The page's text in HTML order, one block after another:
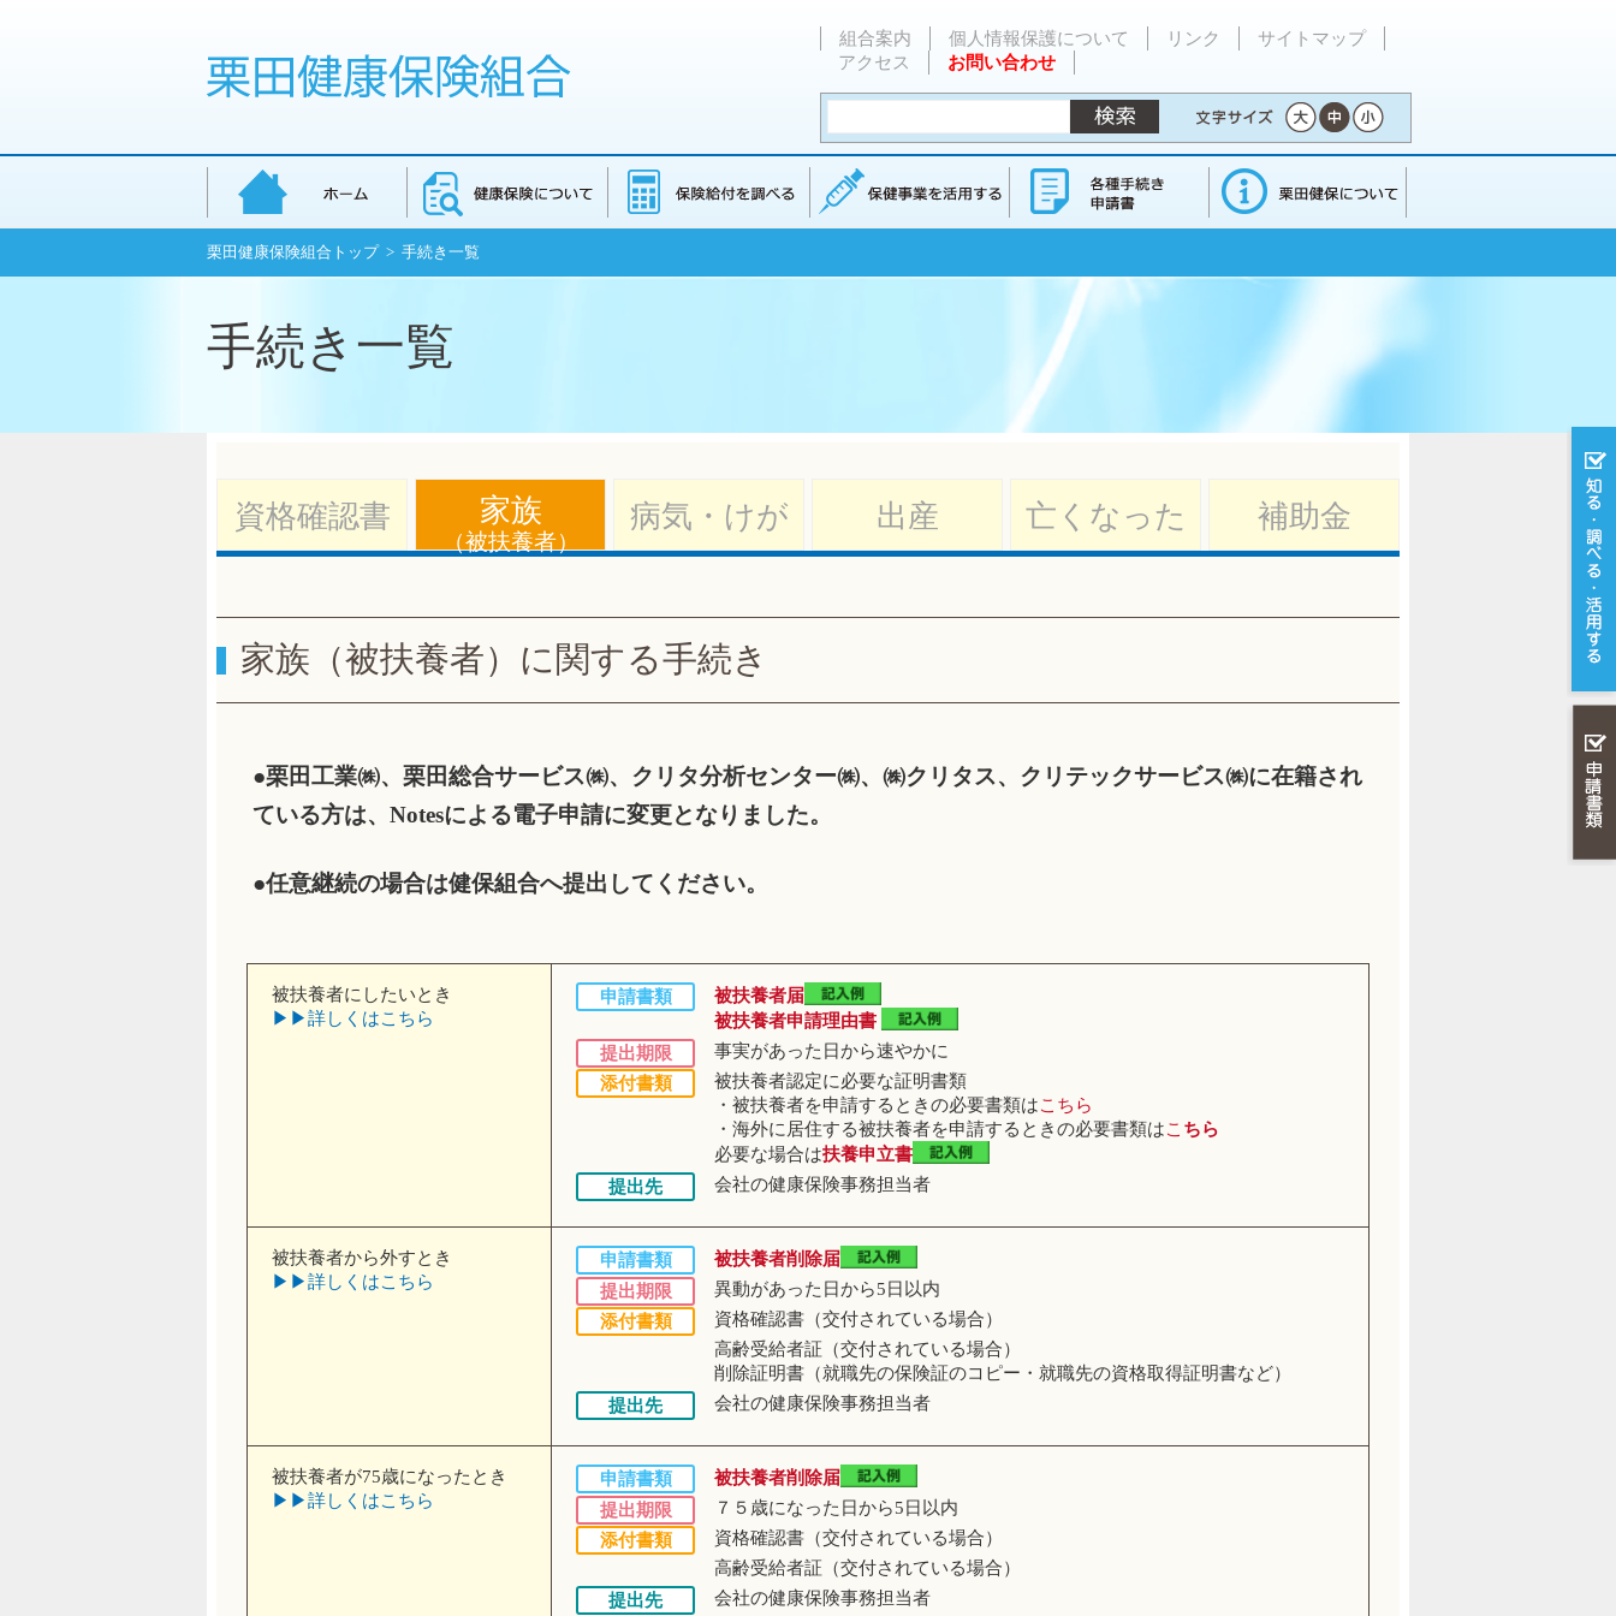
組合案内 個人情報保護について リンク
サイトマップ
アクセス
お問い合わせ
栗田健康保険組合トップ> 手続き一覧
手続き一覧
資格確認書 家族
（被扶養者）
病気・けが 出産 亡くなった 補助金
家族（被扶養者）に関する手続き
●栗田工業㈱、栗田総合サービス㈱、クリタ分析センター㈱、㈱クリタス、クリテックサービス㈱に在籍され
ている方は、Notesによる電子申請に変更となりました。
●任意継続の場合は健保組合へ提出してください。
被扶養者にしたいとき
▶︎▶︎詳しくはこちら
申請書類
被扶養者届
被扶養者申請理由書
提出期限
事実があった日から速やかに
添付書類
被扶養者認定に必要な証明書類
・被扶養者を申請するときの必要書類はこちら
・海外に居住する被扶養者を申請するときの必要書類はこ ちら
必要な場合は扶養申立書
提出先
会社の健康保険事務担当者
被扶養者から外すとき
▶︎▶︎詳しくはこちら
申請書類
被扶養者削除届
提出期限
異動があった日から5日以内
添付書類
資格確認書（交付されている場合）
高齢受給者証（交付されている場合）
削除証明書（就職先の保険証のコピー・就職先の資格取得証明書など）
提出先
会社の健康保険事務担当者
被扶養者が75歳になったとき
▶︎▶︎詳しくはこちら
申請書類
被扶養者削除届
提出期限
７５歳になった日から5日以内
添付書類
資格確認書（交付されている場合）
高齢受給者証（交付されている場合）
提出先
会社の健康保険事務担当者